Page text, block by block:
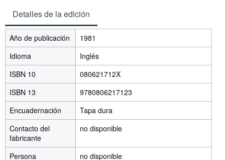
Detalles de la edición
Año de publicación
1981
Idioma
Inglés
ISBN 10
080621712X
ISBN 13
9780806217123
Encuadernación
Tapa dura
Contacto del
fabricante
no disponible
Persona
no disponible